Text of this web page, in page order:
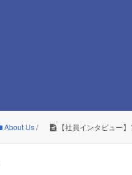
About Us/ 【社員インタビュー】